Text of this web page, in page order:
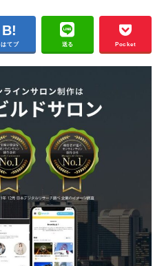
はてブ 送る Pocket